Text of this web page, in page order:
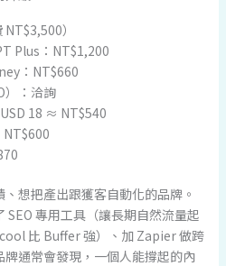
）
Plus：NT$1,200
：NT$660
）：洽詢
18 ≈ NT$540
想把產出跟獲客自動化的品牌。
SEO 專用工具（讓長期自然流量起
比 Buffer 強）、加 Zapier 做跨
通常會發現，一個人能撐起的內